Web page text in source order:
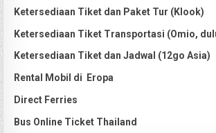
Ketersediaan Tiket dan Paket Tur (Klook)
Ketersediaan Tiket Transportasi (Omio,
Ketersediaan Tiket dan Jadwal (12go Asia)
Rental Mobil di Eropa
Direct Ferries
Bus Online Ticket Thailand